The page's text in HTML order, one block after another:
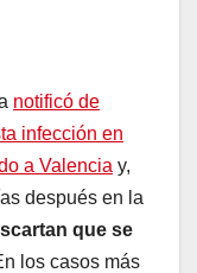
notificó de
infección en
a Valencia y,
después en la
que se
los casos más